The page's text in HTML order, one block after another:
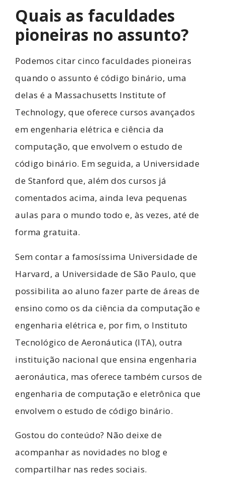
Quais as faculdades
pioneiras no assunto?
Podemos citar cinco faculdades pioneiras
quando o assunto é código binário, uma
delas é a Massachusetts Institute of
Technology, que oferece cursos avançados
em engenharia elétrica e ciência da
computação, que envolvem o estudo de
código binário. Em seguida, a Universidade
de Stanford que, além dos cursos já
comentados acima, ainda leva pequenas
aulas para o mundo todo e, às vezes, até de
forma gratuita.
Sem contar a famosíssima Universidade de
Harvard, a Universidade de São Paulo, que
possibilita ao aluno fazer parte de áreas de
ensino como os da ciência da computação e
engenharia elétrica e, por fim, o Instituto
Tecnológico de Aeronáutica (ITA), outra
instituição nacional que ensina engenharia
aeronáutica, mas oferece também cursos de
engenharia de computação e eletrônica que
envolvem o estudo de código binário.
Gostou do conteúdo? Não deixe de
acompanhar as novidades no blog e
compartilhar nas redes sociais.